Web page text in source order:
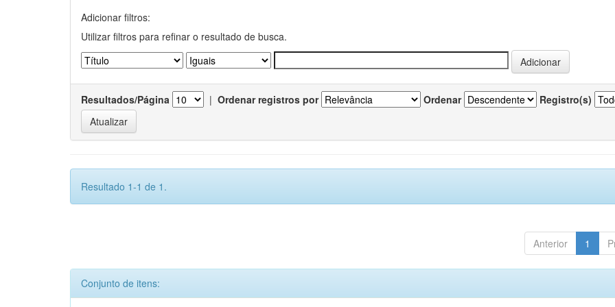
Adicionar filtros:
Utilizar filtros para refinar o resultado de busca.
Resultados/Página | Ordenar registros por Ordenar Registro(s)
Resultado 1-1 de 1.
Anterior 1
Conjunto de itens: